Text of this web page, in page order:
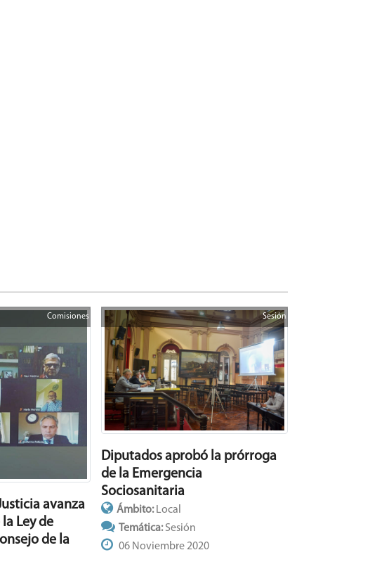
Comisiones
avanza
Ley de
de la
Sesión
Diputados aprobó la prórroga
de la Emergencia
Sociosanitaria
Ámbito: Local
Temática:Sesión
06 Noviembre 2020